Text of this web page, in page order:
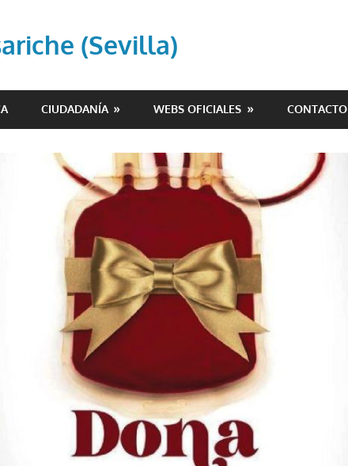
(Sevilla)
CIUDADANÍA WEBS OFICIALES CONTACTO